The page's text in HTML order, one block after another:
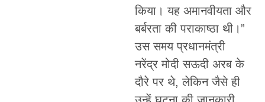
किया। यह अमानवीयता और
बर्बरता की पराकाष्ठा थी।”
उस समय प्रधानमंत्री
नरेंद्र मोदी सऊदी अरब के
दौरे पर थे, लेकिन जैसे ही
उन्हें घटना की जानकारी